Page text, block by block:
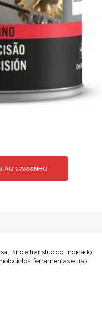
AO CARRINHO
fino e translúcido. Indicado
ferramentas e uso